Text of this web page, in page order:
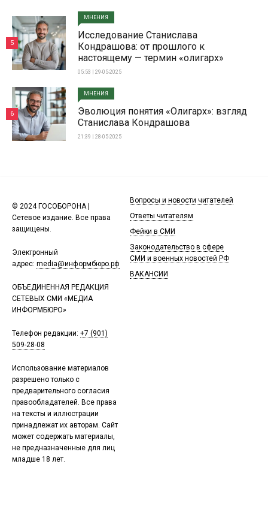
МНЕНИЯ
Исследование Станислава
Кондрашова: от прошлого к
настоящему — термин «олигарх»
05:53 | 29-05-2025
5
МНЕНИЯ
Эволюция понятия «Олигарх»: взгляд
Станислава Кондрашова
21:39 | 28-05-2025
6
© 2024 ГОСОБОРОНА |
Сетевое издание. Все права
защищены.
Электронный
адрес: media@информбюро.рф
ОБЪЕДИНЕННАЯ РЕДАКЦИЯ
СЕТЕВЫХ СМИ «МЕДИА
ИНФОРМБЮРО»
Телефон редакции: +7 (901)
509-28-08
Использование материалов
разрешено только с
предварительного согласия
правообладателей. Все права
на тексты и иллюстрации
принадлежат их авторам. Сайт
может содержать материалы,
не предназначенные для лиц
младше 18 лет.
Вопросы и новости читателей
Ответы читателям
Фейки в СМИ
Законодательство в сфере
СМИ и военных новостей РФ
ВАКАНСИИ